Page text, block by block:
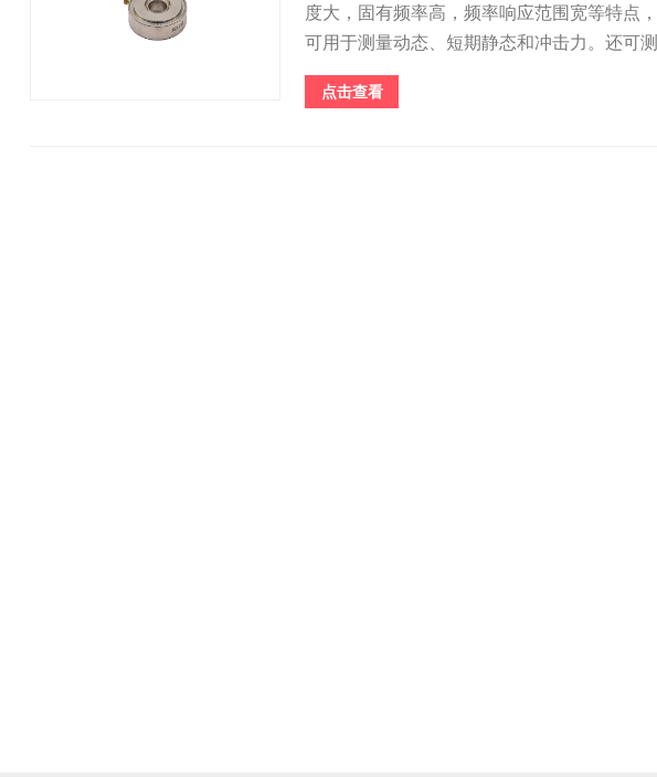
度大，固有频率高，频率响应范围宽等特点
可用于测量动态、短期静态和冲击力。还可
点击查看